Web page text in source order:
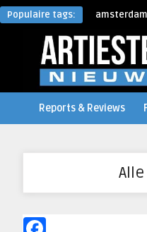
Populaire tags: amsterdam
Reports & Reviews